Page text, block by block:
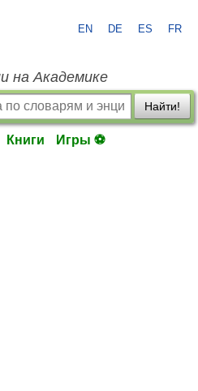
EN DE ES FR
на Академике
Найти!
Книги Игры ⚽